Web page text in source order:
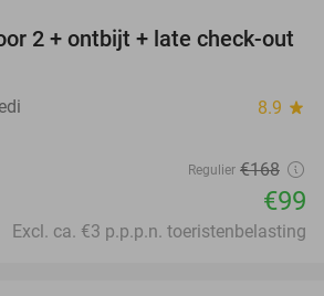
41%
2 + ontbijt + late check-out
8.9 star
Regulier €168
€99
Excl. ca. €3 p.p.p.n. toeristenbelasting